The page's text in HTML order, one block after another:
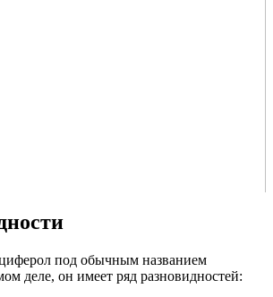
под обычным названием
деле, он имеет ряд разновидностей: